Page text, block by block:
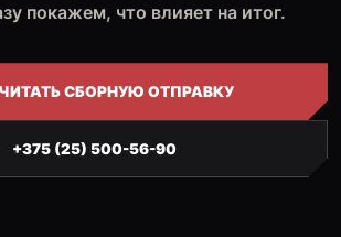
покажем, что влияет на итог.
СБОРНУЮ ОТПРАВКУ
+375 (25) 500-56-90